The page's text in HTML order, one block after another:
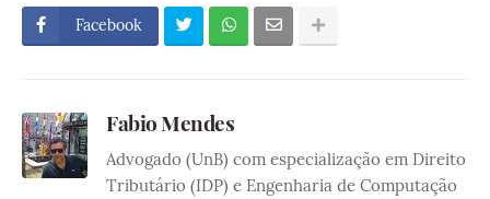
Facebook
Fabio Mendes
Advogado (UnB) com especialização em Direito
Tributário (IDP) e Engenharia de Computação